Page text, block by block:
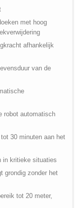
met hoog
afhankelijk
van de
robot automatisch
30 minuten aan het
in kritieke situaties
grondig zonder het
tot 20 meter,